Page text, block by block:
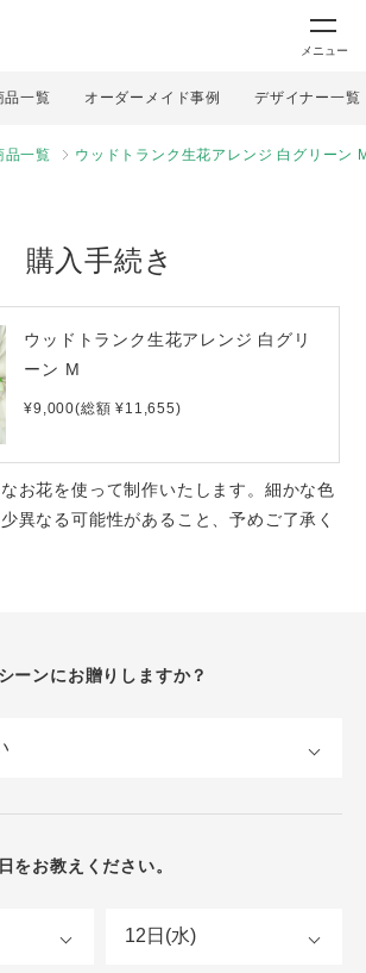
メニュー
品一覧 オーダーメイド事例 デザイナー一覧
品一覧 ウッドトランク生花アレンジ 白グリーン
購入手続き
ウッドトランク生花アレンジ 白グリ
ーン M
¥9,000(総額 ¥11,655)
お花を使って制作いたします。細かな色
異なる可能性があること、予めご了承く
ーンにお贈りしますか？
をお教えください。